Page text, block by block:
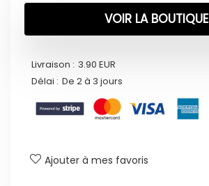
VOIR LA BOUTIQUE
Livraison : 3.90 EUR
Délai : De 2 à 3 jours
Ajouter à mes favoris